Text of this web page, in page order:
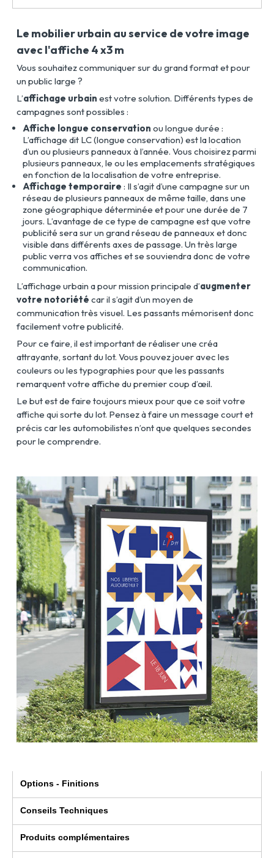
Le mobilier urbain au service de votre image
avec l'affiche 4 x3 m
Vous souhaitez communiquer sur du grand format et pour
un public large ?
L’affichage urbain est votre solution. Différents types de
campagnes sont possibles :
Affiche longue conservation ou longue durée :
L’affichage dit LC (longue conservation) est la location
d’un ou plusieurs panneaux à l’année. Vous choisirez parmi
plusieurs panneaux, le ou les emplacements stratégiques
en fonction de la localisation de votre entreprise.
Affichage temporaire : Il s’agit d’une campagne sur un
réseau de plusieurs panneaux de même taille, dans une
zone géographique déterminée et pour une durée de 7
jours. L’avantage de ce type de campagne est que votre
publicité sera sur un grand réseau de panneaux et donc
visible dans différents axes de passage. Un très large
public verra vos affiches et se souviendra donc de votre
communication.
L’affichage urbain a pour mission principale d’augmenter
votre notoriété car il s’agit d’un moyen de
communication très visuel. Les passants mémorisent donc
facilement votre publicité.
Pour ce faire, il est important de réaliser une créa
attrayante, sortant du lot. Vous pouvez jouer avec les
couleurs ou les typographies pour que les passants
remarquent votre affiche du premier coup d’œil.
Le but est de faire toujours mieux pour que ce soit votre
affiche qui sorte du lot. Pensez à faire un message court et
précis car les automobilistes n’ont que quelques secondes
pour le comprendre.
Options - Finitions
Conseils Techniques
Produits complémentaires